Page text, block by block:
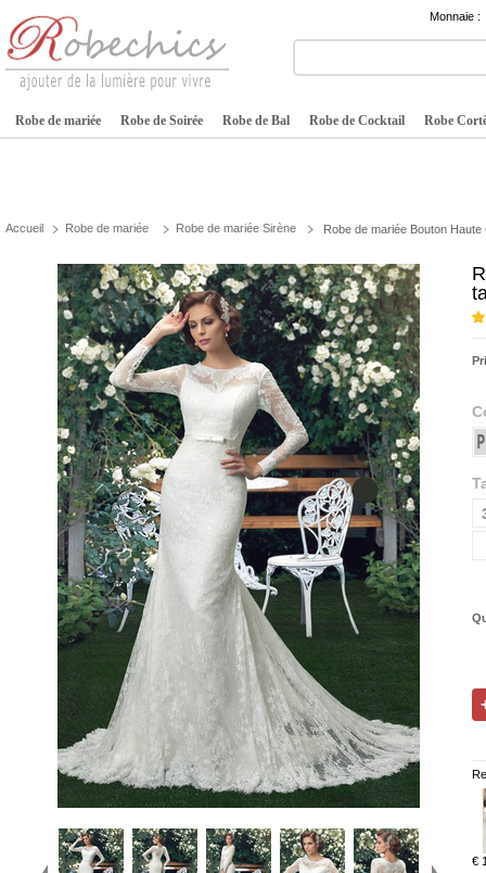
Monnaie :
Robe de mariée Robe de Soirée Robe de Bal Robe de Cocktail Robe
Accueil Robe de mariée Robe de mariée Sirène Robe de mariée Bouton
€